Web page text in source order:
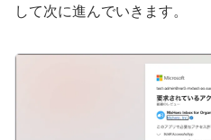
して次に進んでいきます。